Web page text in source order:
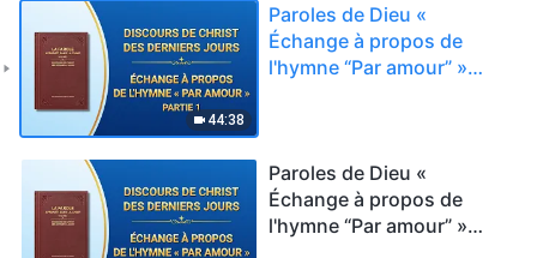
44:38
Paroles de Dieu «
Échange à propos de
l'hymne “Par amour” »
Paroles de Dieu «
Échange à propos de
l'hymne “Par amour” »